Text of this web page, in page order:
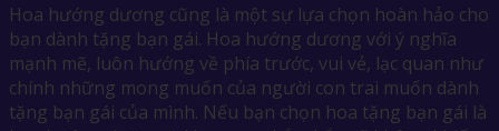
Hoa hướng dương cũng là một sự lựa chọn hoàn hảo cho
bạn dành tặng bạn gái. Hoa hướng dương với ý nghĩa
mạnh mẽ, luôn hướng về phía trước, vui vẻ, lạc quan như
chính những mong muốn của người con trai muốn dành
tặng bạn gái của mình. Nếu bạn chọn hoa tặng bạn gái là